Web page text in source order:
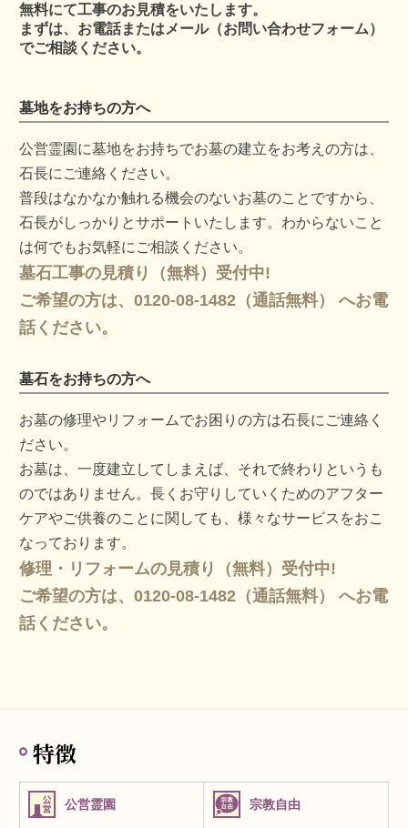
無料にて工事のお見積をいたします。
まずは、お電話またはメール（お問い合わせフォーム）
でご相談ください。
墓地をお持ちの方へ
公営霊園に墓地をお持ちでお墓の建立をお考えの方は、
石長にご連絡ください。
普段はなかなか触れる機会のないお墓のことですから、
石長がしっかりとサポートいたします。わからないこと
は何でもお気軽にご相談ください。
墓石工事の見積り（無料）受付中!
ご希望の方は、0120-08-1482（通話無料） へお電
話ください。
墓石をお持ちの方へ
お墓の修理やリフォームでお困りの方は石長にご連絡く
ださい。
お墓は、一度建立してしまえば、それで終わりというも
のではありません。長くお守りしていくためのアフター
ケアやご供養のことに関しても、様々なサービスをおこ
なっております。
修理・リフォームの見積り（無料）受付中!
ご希望の方は、0120-08-1482（通話無料） へお電
話ください。
特徴
公営霊園 宗教自由